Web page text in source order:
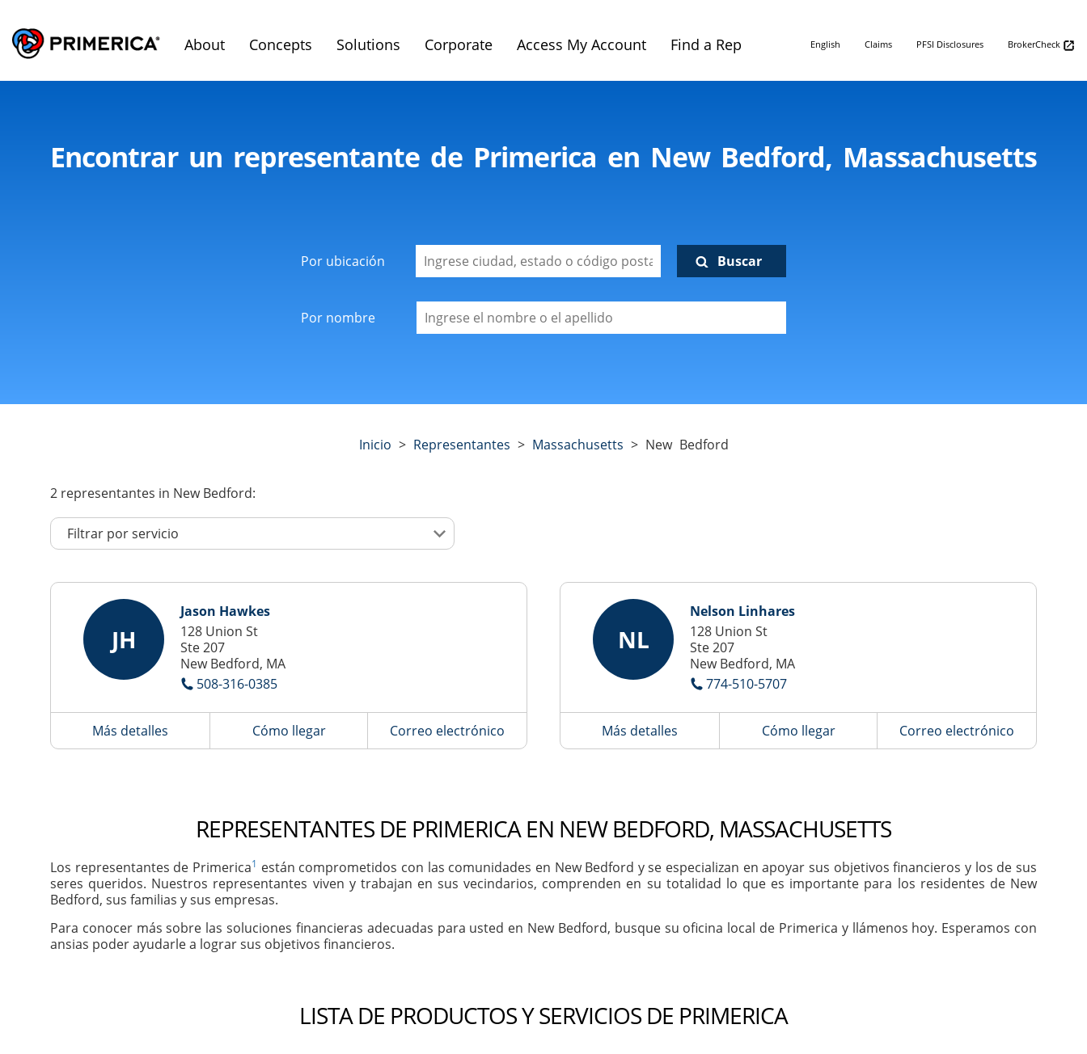
About Concepts Solutions Corporate Access My Account Find a Rep English Claims PFSI Disclosures BrokerCheck
Encontrar un representante de Primerica en New Bedford, Massachusetts
Por ubicación Buscar
Por nombre
Inicio > Representantes > Massachusetts > New Bedford
2 representantes in New Bedford:
JH
Jason Hawkes
128 Union St
Ste 207
New Bedford, MA
508-316-0385
Más detalles Cómo llegar Correo electrónico
NL
Nelson Linhares
128 Union St
Ste 207
New Bedford, MA
774-510-5707
Más detalles Cómo llegar Correo electrónico
REPRESENTANTES DE PRIMERICA EN NEW BEDFORD, MASSACHUSETTS
Los representantes de Primerica1 están comprometidos con las comunidades en New Bedford y se especializan en apoyar sus objetivos financieros y los de sus
seres queridos. Nuestros representantes viven y trabajan en sus vecindarios, comprenden en su totalidad lo que es importante para los residentes de New
Bedford, sus familias y sus empresas.
Para conocer más sobre las soluciones financieras adecuadas para usted en New Bedford, busque su oficina local de Primerica y llámenos hoy. Esperamos con
ansias poder ayudarle a lograr sus objetivos financieros.
LISTA DE PRODUCTOS Y SERVICIOS DE PRIMERICA